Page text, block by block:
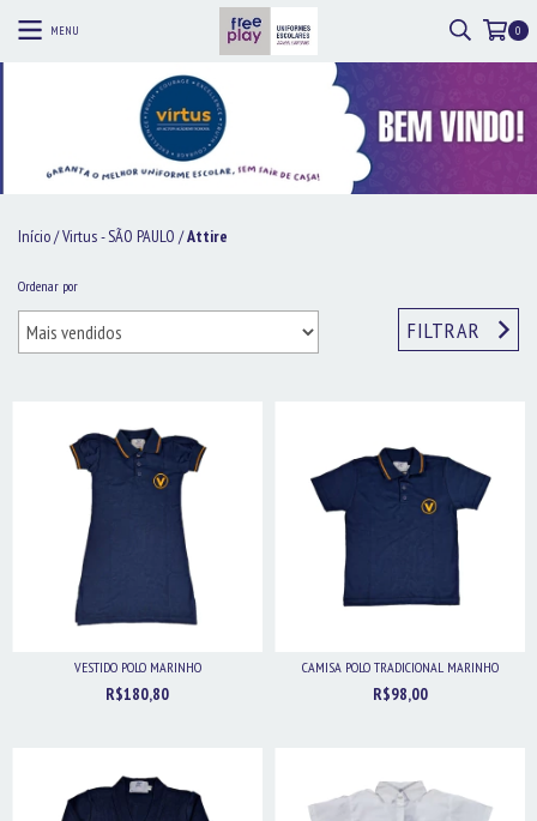
MENU 0
Início/Virtus - SÃO PAULO /Attire
Ordenar por
FILTRAR
VESTIDO POLO MARINHO
R$180,80
CAMISA POLO TRADICIONAL MARINHO
R$98,00